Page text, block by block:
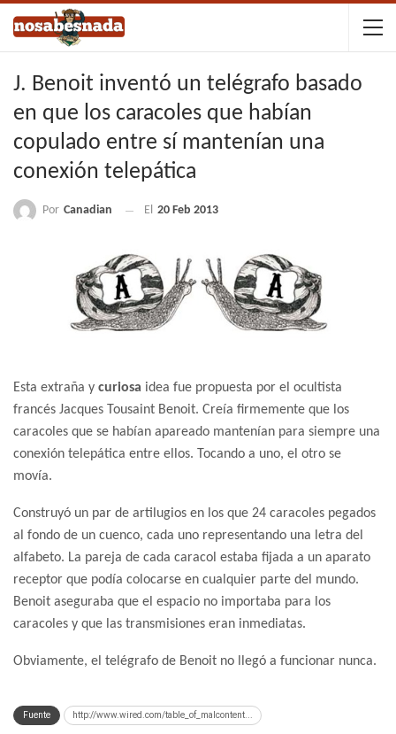
J. Benoit inventó un telégrafo basado
en que los caracoles que habían
copulado entre sí mantenían una
conexión telepática
Por Canadian El 20 Feb 2013
Esta extraña y curiosa idea fue propuesta por el ocultista
francés Jacques Tousaint Benoit. Creía firmemente que los
caracoles que se habían apareado mantenían para siempre una
conexión telepática entre ellos. Tocando a uno, el otro se
movía.
Construyó un par de artilugios en los que 24 caracoles pegados
al fondo de un cuenco, cada uno representando una letra del
alfabeto. La pareja de cada caracol estaba fijada a un aparato
receptor que podía colocarse en cualquier parte del mundo.
Benoit aseguraba que el espacio no importaba para los
caracoles y que las transmisiones eran inmediatas.
Obviamente, el telégrafo de Benoit no llegó a funcionar nunca.
Fuente http://www.wired.com/table_of_malcontent...